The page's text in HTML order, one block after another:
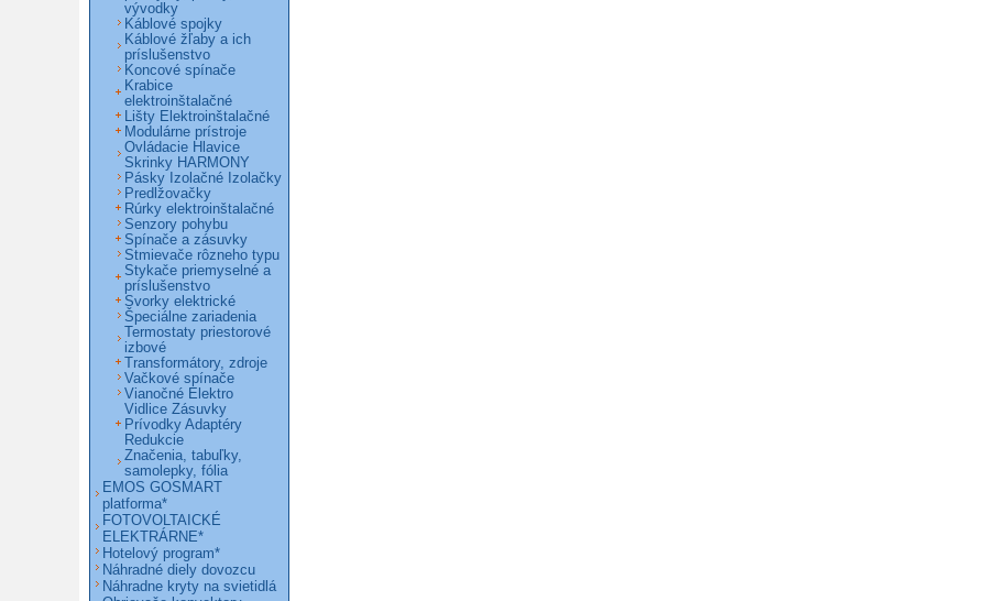
vývodky
Káblové spojky
Káblové žľaby a ich
príslušenstvo
Koncové spínače
Krabice
elektroinštalačné
Lišty Elektroinštalačné
Modulárne prístroje
Ovládacie Hlavice
Skrinky HARMONY
Pásky Izolačné Izolačky
Predlžovačky
Rúrky elektroinštalačné
Senzory pohybu
Spínače a zásuvky
Stmievače rôzneho typu
Stykače priemyselné a
príslušenstvo
Svorky elektrické
Špeciálne zariadenia
Termostaty priestorové
izbové
Transformátory, zdroje
Vačkové spínače
Vianočné Elektro
Vidlice Zásuvky
Prívodky Adaptéry
Redukcie
Značenia, tabuľky,
samolepky, fólia
EMOS GOSMART
platforma*
FOTOVOLTAICKÉ
ELEKTRÁRNE*
Hotelový program*
Náhradné diely dovozcu
Náhradne kryty na svietidlá